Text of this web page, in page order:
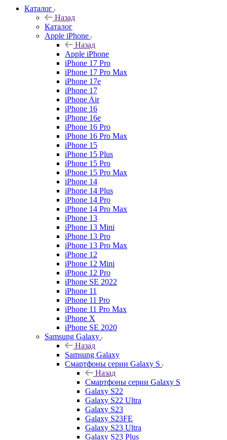
Каталог
Назад
Каталог
Apple iPhone
Назад
Apple iPhone
iPhone 17 Pro
iPhone 17 Pro Max
iPhone 17e
iPhone 17
iPhone Air
iPhone 16
iPhone 16e
iPhone 16 Pro
iPhone 16 Pro Max
iPhone 15
iPhone 15 Plus
iPhone 15 Pro
iPhone 15 Pro Max
iPhone 14
iPhone 14 Plus
iPhone 14 Pro
iPhone 14 Pro Max
iPhone 13
iPhone 13 Mini
iPhone 13 Pro
iPhone 13 Pro Max
iPhone 12
iPhone 12 Mini
iPhone 12 Pro
iPhone SE 2022
iPhone 11
iPhone 11 Pro
iPhone 11 Pro Max
iPhone X
iPhone SE 2020
Samsung Galaxy
Назад
Samsung Galaxy
Смартфоны серии Galaxy S
Назад
Смартфоны серии Galaxy S
Galaxy S22
Galaxy S22 Ultra
Galaxy S23
Galaxy S23FE
Galaxy S23 Ultra
Galaxy S23 Plus